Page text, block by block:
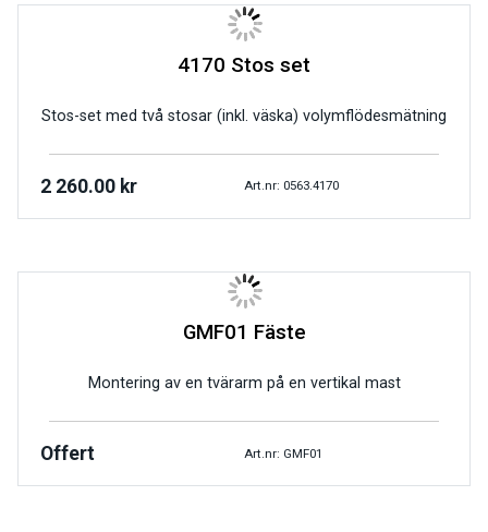
4170 Stos set
Stos-set med två stosar (inkl. väska) volymflödesmätning
2 260.00 kr Art.nr: 0563.4170
GMF01 Fäste
Montering av en tvärarm på en vertikal mast
Offert Art.nr: GMF01